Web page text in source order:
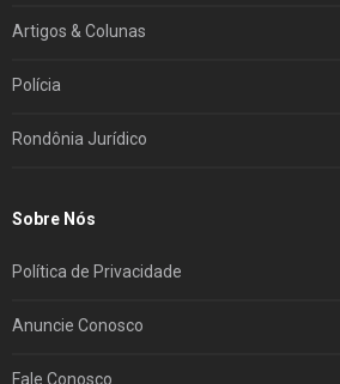
Artigos & Colunas
Polícia
Rondônia Jurídico
Sobre Nós
Política de Privacidade
Anuncie Conosco
Fale Conosco